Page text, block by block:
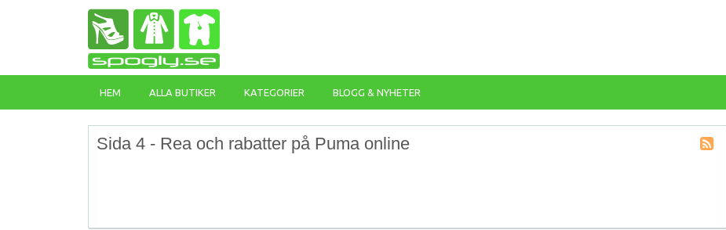
HEM ALLA BUTIKER KATEGORIER BLOGG & NYHETER
Sida 4 - Rea och rabatter på Puma online